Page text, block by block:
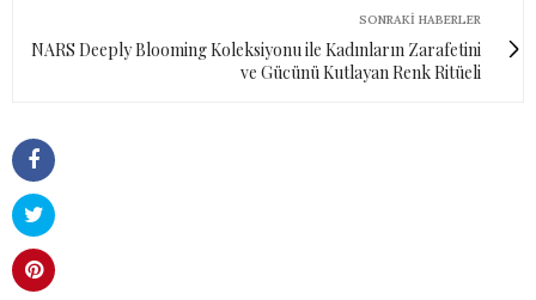
SONRAKI HABERLER
NARS Deeply Blooming Koleksiyonu ile Kadınların Zarafetini
ve Gücünü Kutlayan Renk Ritüeli